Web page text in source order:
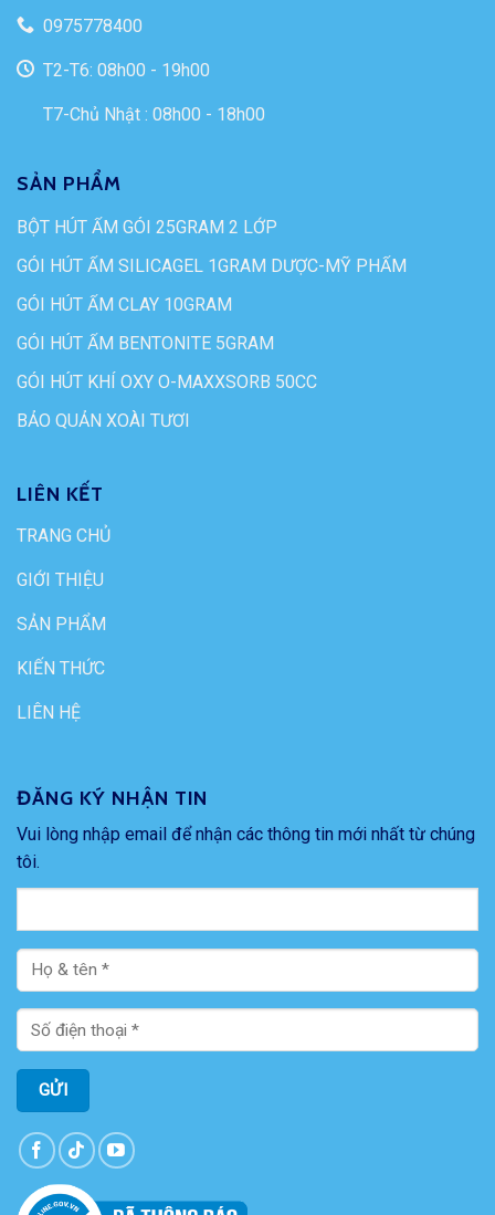
0975778400
T2-T6: 08h00 - 19h00
T7-Chủ Nhật : 08h00 - 18h00
SẢN PHẨM
BỘT HÚT ẨM GÓI 25GRAM 2 LỚP
GÓI HÚT ẨM SILICAGEL 1GRAM DƯỢC-MỸ PHẨM
GÓI HÚT ẨM CLAY 10GRAM
GÓI HÚT ẨM BENTONITE 5GRAM
GÓI HÚT KHÍ OXY O-MAXXSORB 50CC
BẢO QUẢN XOÀI TƯƠI
LIÊN KẾT
TRANG CHỦ
GIỚI THIỆU
SẢN PHẨM
KIẾN THỨC
LIÊN HỆ
ĐĂNG KÝ NHẬN TIN
Vui lòng nhập email để nhận các thông tin mới nhất từ chúng
tôi.